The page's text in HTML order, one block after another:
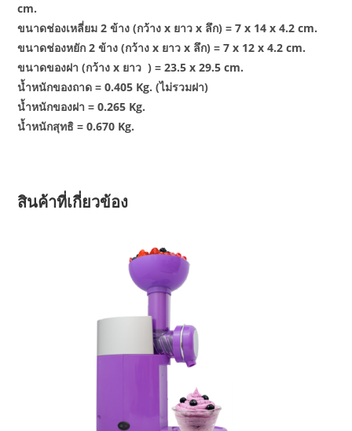
cm.
ขนาดช่องเหลี่ยม 2 ข้าง (กว้าง x ยาว x ลึก) = 7 x 14 x 4.2 cm.
ขนาดช่องหยัก 2 ข้าง (กว้าง x ยาว x ลึก) = 7 x 12 x 4.2 cm.
ขนาดของฝา (กว้าง x ยาว ) = 23.5 x 29.5 cm.
น้ำหนักของถาด = 0.405 Kg. (ไม่รวมฝา)
น้ำหนักของฝา = 0.265 Kg.
น้ำหนักสุทธิ = 0.670 Kg.
สินค้าที่เกี่ยวข้อง